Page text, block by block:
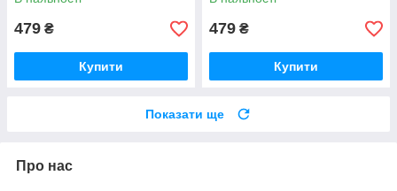
479 ₴
Купити
479 ₴
Купити
Показати ще
Про нас